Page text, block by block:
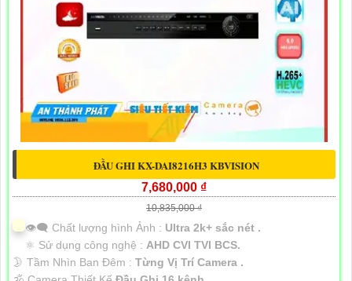
ĐẦU GHI KX-DAI8216H3 KBVISION
7,680,000 ₫
10,835,000 ₫
👁️‍🗨 Chất lượng hình Ảnh : Ultra 2k+ sắc nét .
⚛️ Sử dụng công nghệ : AHD CVI TVI BCS.
🌛 Tầm Nhìn Ban Đêm : Từng Vị Trí Camera .